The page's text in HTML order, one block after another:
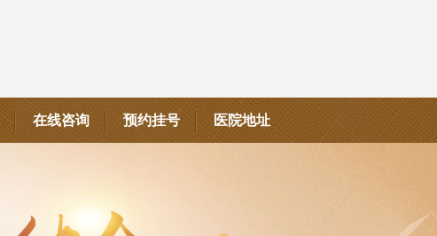
在线咨询 预约挂号 医院地址